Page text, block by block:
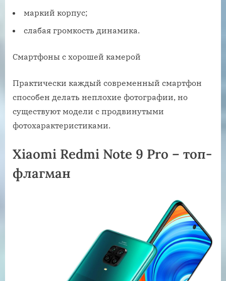
маркий корпус;
слабая громкость динамика.
Смартфоны с хорошей камерой
Практически каждый современный смартфон
способен делать неплохие фотографии, но
существуют модели с продвинутыми
фотохарактеристиками.
Xiaomi Redmi Note 9 Pro – топ-
флагман